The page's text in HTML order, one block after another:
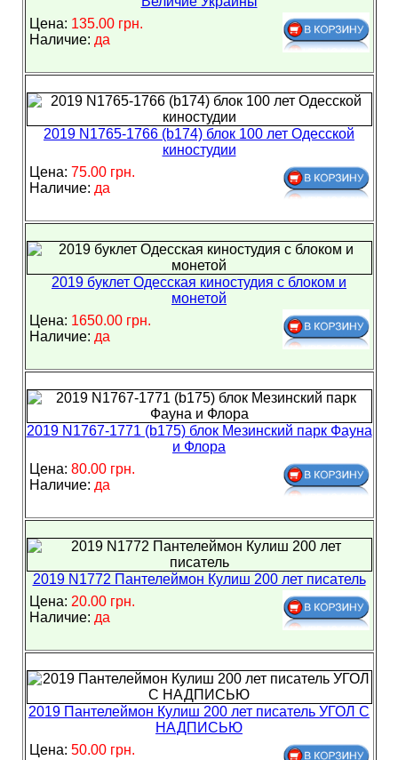
Цена: 135.00 грн.
Наличие: да
2019 N1765-1766 (b174) блок 100 лет Одесской
киностудии
Цена: 75.00 грн.
Наличие: да
2019 буклет Одесская киностудия с блоком и
монетой
Цена: 1650.00 грн.
Наличие: да
2019 N1767-1771 (b175) блок Мезинский парк Фауна
и Флора
Цена: 80.00 грн.
Наличие: да
2019 N1772 Пантелеймон Кулиш 200 лет писатель
Цена: 20.00 грн.
Наличие: да
2019 Пантелеймон Кулиш 200 лет писатель УГОЛ С
НАДПИСЬЮ
Цена: 50.00 грн.